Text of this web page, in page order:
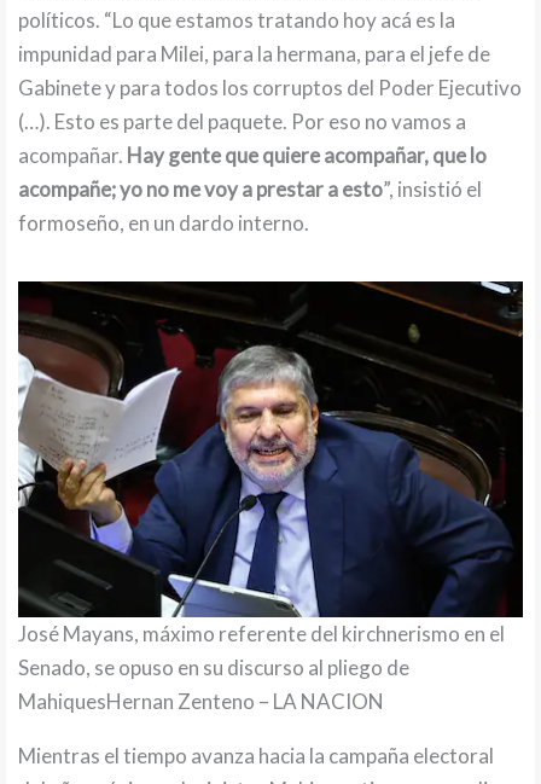
políticos. “Lo que estamos tratando hoy acá es la
impunidad para Milei, para la hermana, para el jefe de
Gabinete y para todos los corruptos del Poder Ejecutivo
(…). Esto es parte del paquete. Por eso no vamos a
acompañar. Hay gente que quiere acompañar, que lo
acompañe; yo no me voy a prestar a esto”, insistió el
formoseño, en un dardo interno.
José Mayans, máximo referente del kirchnerismo en el
Senado, se opuso en su discurso al pliego de
MahiquesHernan Zenteno – LA NACION
Mientras el tiempo avanza hacia la campaña electoral